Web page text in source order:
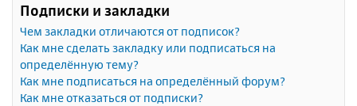
Подписки и закладки
Чем закладки отличаются от подписок?
Как мне сделать закладку или подписаться на
определённую тему?
Как мне подписаться на определённый форум?
Как мне отказаться от подписки?